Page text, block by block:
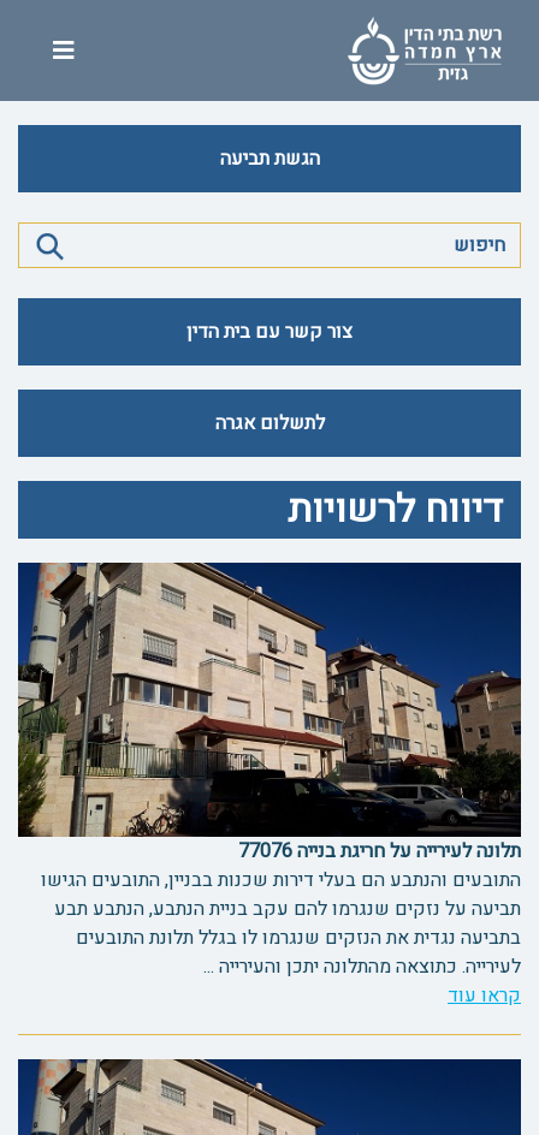
הגשת תביעה
צור קשר עם בית הדין
לתשלום אגרה
דיווח לרשויות
תלונה לעירייה על חריגת בנייה 77076
התובעים והנתבע הם בעלי דירות שכנות בבניין, התובעים הגישו
תביעה על נזקים שנגרמו להם עקב בניית הנתבע, הנתבע תבע
בתביעה נגדית את הנזקים שנגרמו לו בגלל תלונת התובעים
לעירייה. כתוצאה מהתלונה יתכן והעירייה ...
קראו עוד